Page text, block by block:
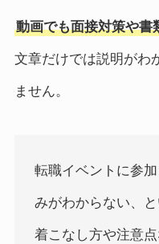
動画でも面接対策や書
文章だけでは説明がわ
ません。
転職イベントに参
みがわからない、
着こなし方や注意